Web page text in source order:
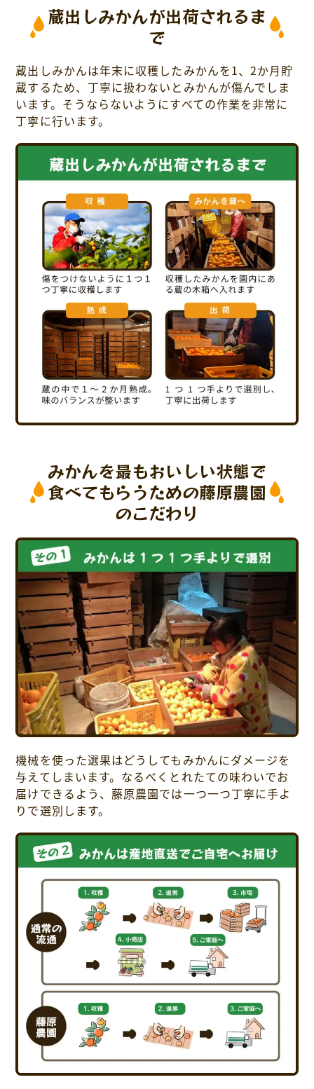
蔵出しみかんが出荷されるま
で
蔵出しみかんは年末に収穫したみかんを1、2か月貯
蔵するため、丁寧に扱わないとみかんが傷んでしま
います。そうならないようにすべての作業を非常に
丁寧に行います。
みかんを最もおいしい状態で
食べてもらうための藤原農園
のこだわり
機械を使った選果はどうしてもみかんにダメージを
与えてしまいます。なるべくとれたての味わいでお
届けできるよう、藤原農園では一つ一つ丁寧に手よ
りで選別します。